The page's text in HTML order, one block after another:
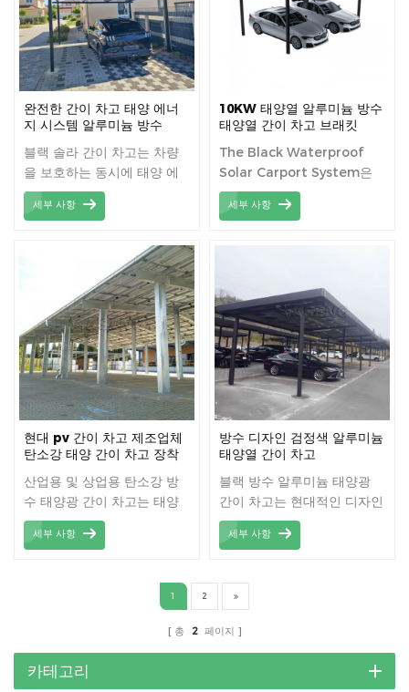
완전한 간이 차고 태양 에너
지 시스템 알루미늄 방수
블랙 솔라 간이 차고는 차량
을 보호하는 동시에 태양 에
너지를 활용하는 세련되고 현
대적인 솔루션입니다.
세부 사항
10KW 태양열 알루미늄 방수
태양열 간이 차고 브래킷
The Black Waterproof
Solar Carport System은
태양광 발전과 카포트의 기능
을 결합한 시스템으로 차량이
장점과 장점을 지닌 전기를
생산합니다.
세부 사항
현대 pv 간이 차고 제조업체
탄소강 태양 간이 차고 장착
산업용 및 상업용 탄소강 방
수 태양광 간이 차고는 태양
광 발전이 통합된 간이 차고
시스템으로, 차량에 그늘과
니라 간이 차고 상단에 설치
된 태양광 패널을 통해 전력
을 실현합니다. 이러한 유형
의 간이 차고는 일반적으로
용융 아연 처리된 탄소강 재
세부 사항
방수 디자인 검정색 알루미늄
태양열 간이 차고
블랙 방수 알루미늄 태양광
간이 차고는 현대적인 디자인
과 실용적인 기능성을 결합한
옥외 구조물로 차량에 그늘과
니라 태양광 패널 설치를 통
해 청정 에너지를 생성합니
세부 사항
1 2
총 2 페이지
카테고리